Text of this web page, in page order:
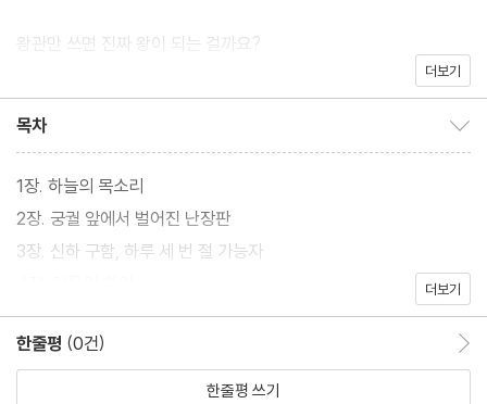
왕관만 쓰면 진짜 왕이 되는 걸까요?
사람들은 윷놀이로 왕을 정하고, 냉장고에게 명령을 내리고, 감자에
하지만 결국, 조용히 마당을 쓸던 한 남자에게서 진짜 ‘왕의 모습’을
발견하게 되죠.
이 이야기는 웃음과 풍자, 그리고 뭉클함이 담긴 우화 같은 단편 소
놀랍게도, 이건 우리 아빠와 AI가 대화를 주고받으며 함께 만든 작
품이에요. 가장 인간적인 상상력을, 가장 비인간적인 존재와 함께 만
들어낸, 정말 소중하고 기묘한 방식으로 태어난 이야기랍니다.
더보기
목차
1장. 하늘의 목소리
2장. 궁궐 앞에서 벌어진 난장판
3장. 신하 구함, 하루 세 번 절 가능자
더보기
한줄평 (0건)
한줄평 쓰기